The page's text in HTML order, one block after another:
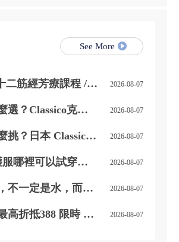
See More
二筋經芳療課程 /
2026-08-07
選？Classico克萊
2026-08-07
挑？日本 Classico
2026-08-07
哪裡可以試穿？
2026-08-07
不一定是水，而是
地板鍍膜｜台中家
2026-08-07
抵388 限時 4
2026-08-07